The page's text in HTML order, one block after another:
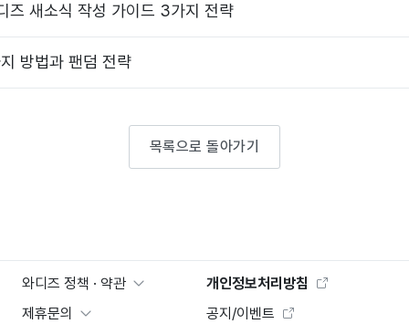
즈 새소식 작성 가이드 3가지 전략
방법과 팬덤 전략
목록으로 돌아가기
와디즈 정책 · 약관
개인정보처리방침
제휴문의
공지/이벤트